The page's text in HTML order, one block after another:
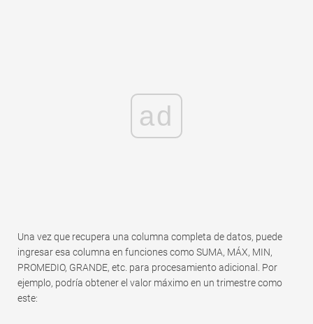
ad
Una vez que recupera una columna completa de datos, puede
ingresar esa columna en funciones como SUMA, MÁX, MIN,
PROMEDIO, GRANDE, etc. para procesamiento adicional. Por
ejemplo, podría obtener el valor máximo en un trimestre como
este: